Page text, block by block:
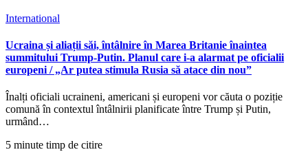
International
Ucraina și aliații săi, întâlnire în Marea Britanie înaintea
summitului Trump-Putin. Planul care i-a alarmat pe oficialii
europeni / „Ar putea stimula Rusia să atace din nou”
Înalți oficiali ucraineni, americani și europeni vor căuta o poziție
comună în contextul întâlnirii planificate între Trump și Putin,
urmând…
5 minute timp de citire